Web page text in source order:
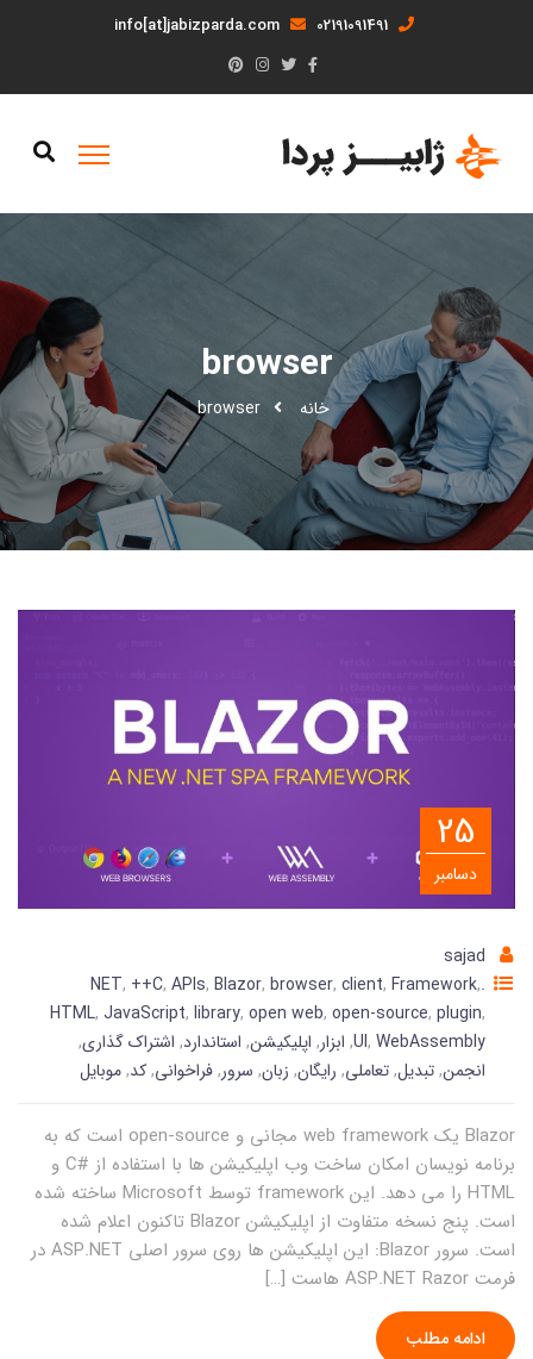
02191091491
info[at]jabizparda.com
browser
خانه browser
25
دسامبر
sajad
.NET
, ++C, APIs, Blazor, browser, client, Framework,
HTML, JavaScript, library, open web, open-source, plugin,
UI, WebAssembly
, ابزار, اپلیکیشن, استاندارد, اشتراک گذاری,
انجمن,تبدیل,تعاملی, رایگان, زبان, سرور,فراخوانی,کد,موبایل
Blazor یک web framework مجانی و open-source است که به
برنامه نویسان امکان ساخت وب اپلیکیشن ها با استفاده از #C و
HTML را می دهد. این framework توسط Microsoft ساخته شده
است. پنج نسخه متفاوت از اپلیکیشن Blazor تاکنون اعلام شده
است. سرور Blazor: این اپلیکیشن ها روی سرور اصلی ASP.NET در
فرمت ASP.NET Razor هاست […]
ادامه مطلب